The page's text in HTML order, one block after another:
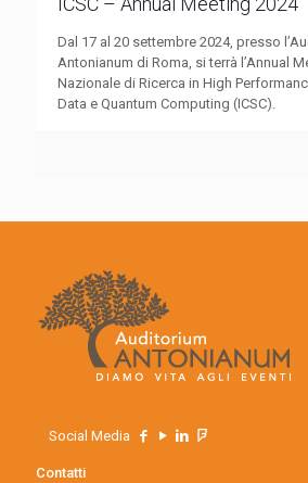
Dal 17 al 20 settembre 2024, presso
Antonianum di Roma, si terrà l’Annual
Nazionale di Ricerca in High
Data e Quantum Computing (ICSC).
Social Media
Contatti